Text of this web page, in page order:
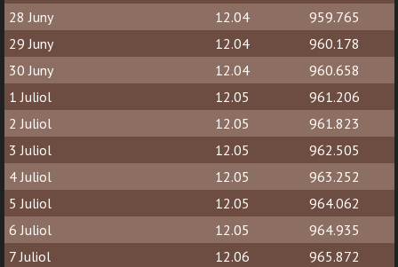
28 Juny
12.04
959.765
29 Juny
12.04
960.178
30 Juny
12.04
960.658
1 Juliol
12.05
961.206
2 Juliol
12.05
961.823
3 Juliol
12.05
962.505
4 Juliol
12.05
963.252
5 Juliol
12.05
964.062
6 Juliol
12.05
964.935
7 Juliol
12.06
965.872